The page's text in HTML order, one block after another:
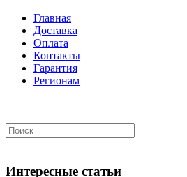
Главная
Доставка
Оплата
Контакты
Гарантия
Регионам
Интересные статьи